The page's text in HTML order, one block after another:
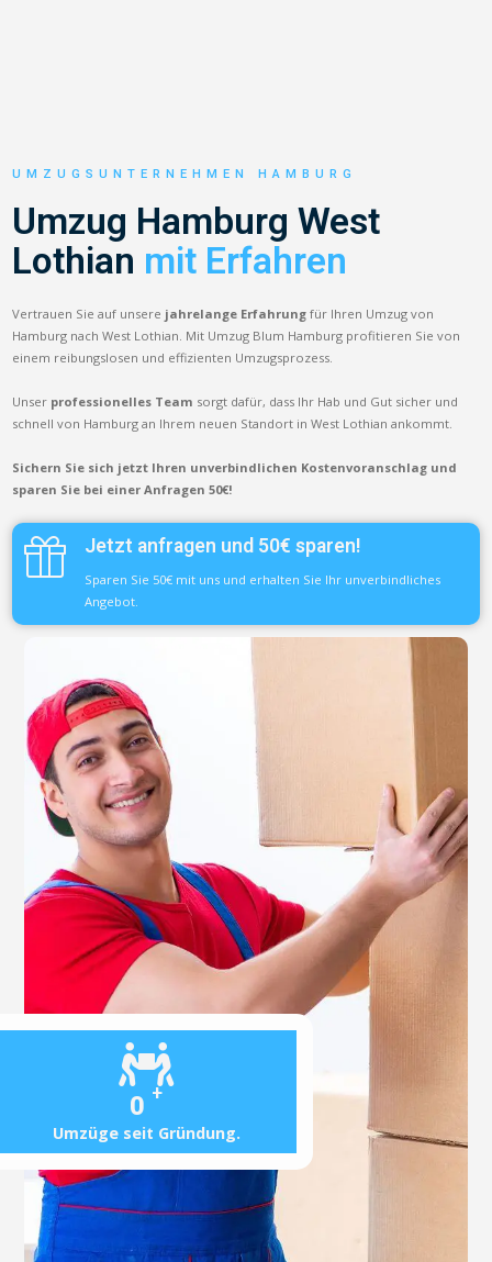
0 +
Umzüge seit Gründung.
UMZUGSUNTERNEHMEN HAMBURG
Umzug Hamburg West
Lothian mit Erfahren
Vertrauen Sie auf unsere jahrelange Erfahrung für Ihren Umzug von
Hamburg nach West Lothian. Mit Umzug Blum Hamburg profitieren Sie von
einem reibungslosen und effizienten Umzugsprozess.
Unser professionelles Team sorgt dafür, dass Ihr Hab und Gut sicher und
schnell von Hamburg an Ihrem neuen Standort in West Lothian ankommt.
Sichern Sie sich jetzt Ihren unverbindlichen Kostenvoranschlag und
sparen Sie bei einer Anfragen 50€!
Jetzt anfragen und 50€ sparen!
Sparen Sie 50€ mit uns und erhalten Sie Ihr unverbindliches
Angebot.